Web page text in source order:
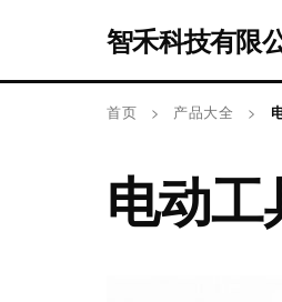
智禾科技有限
首页 > 产品大全 >
电动